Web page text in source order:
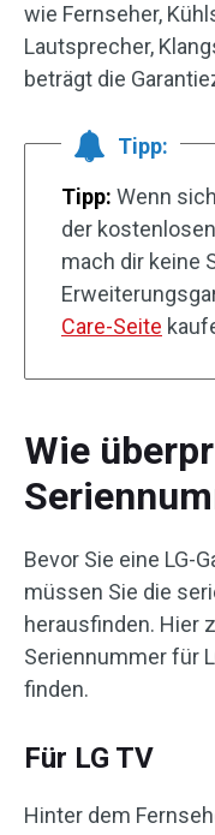
wie Fernseher,
Lautsprecher,
beträgt die
Tipp:
Tipp: Wenn
der
mach dir keine
Care-Seite
Wie
Bevor Sie eine LG-
müssen Sie die
herausfinden. Hier
Seriennummer für
finden.
Für LG TV
Hinter dem